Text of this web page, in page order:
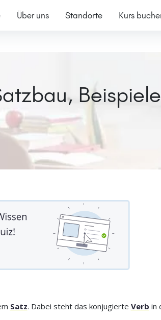
Über uns Standorte Kurs
Beispiele
Satz. Dabei steht das konjugierte Verb in